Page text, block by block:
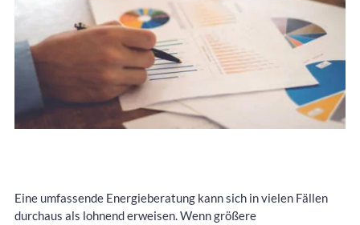
Eine umfassende Energieberatung kann sich in vielen Fällen
durchaus als lohnend erweisen. Wenn größere